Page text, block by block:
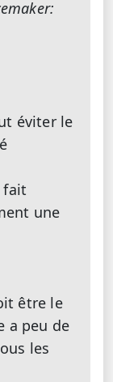
éviter le
fait
une
être le
a peu de
les